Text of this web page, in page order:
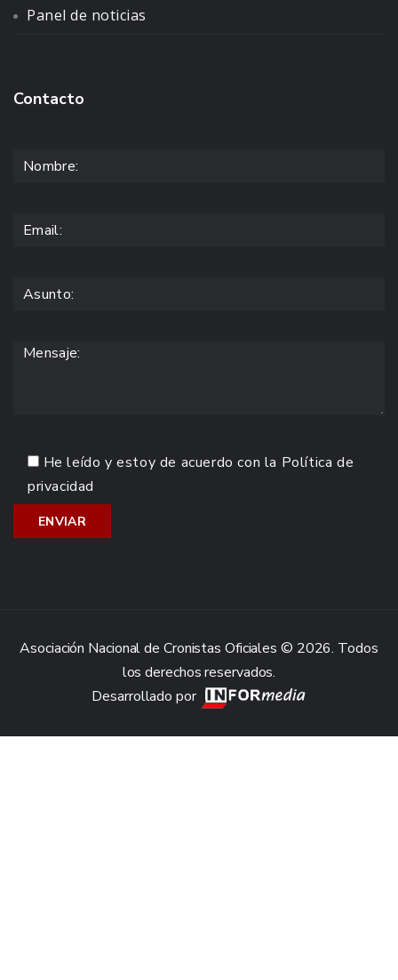
Panel de noticias
Contacto
He leído y estoy de acuerdo con la Política de
privacidad
Asociación Nacional de Cronistas Oficiales © 2026. Todos
los derechos reservados.
Desarrollado por